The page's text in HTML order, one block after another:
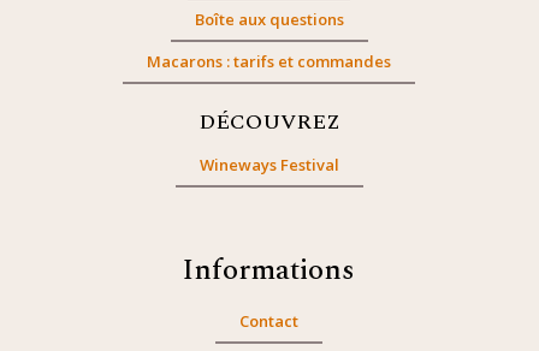
Boîte aux questions
Macarons : tarifs et commandes
DÉCOUVREZ
Wineways Festival
Informations
Contact